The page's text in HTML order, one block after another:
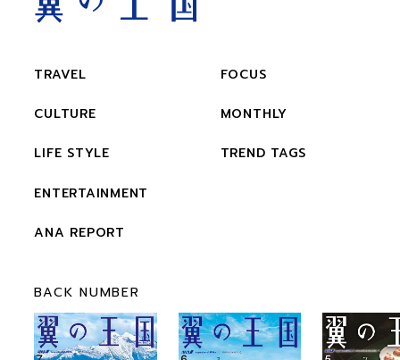
TRAVEL
CULTURE
LIFE STYLE
ENTERTAINMENT
ANA REPORT
FOCUS
MONTHLY
TREND TAGS
BACK NUMBER